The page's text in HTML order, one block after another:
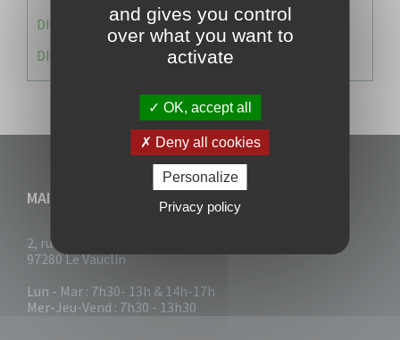
DIRECTION DES RESSOURCES ET MOYENS
DIRECTION DU DEVELLOPPEMENT URBAIN DURABL
MAIRIE DU VAUCLIN
2, rue Collignon
97280 Le Vauclin
Lun - Mar : 7h30- 13h & 14h-17h
Mer-Jeu-Vend : 7h30 - 13h30
and gives you control
over what you want to
activate
OK, accept all
Deny all cookies
Personalize
Privacy policy